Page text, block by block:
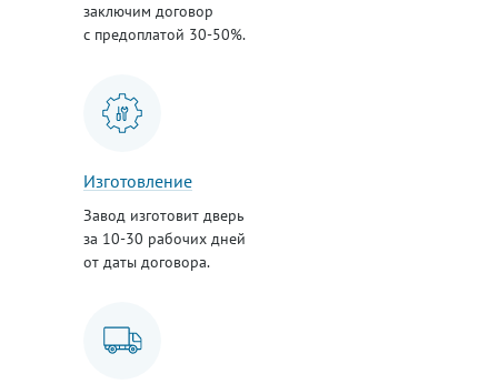
заключим договор
с предоплатой 30-50%.
Изготовление
Завод изготовит дверь
за 10-30 рабочих дней
от даты договора.